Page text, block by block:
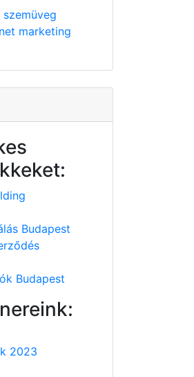
szemüveg
marketing
Budapest
Budapest
2023